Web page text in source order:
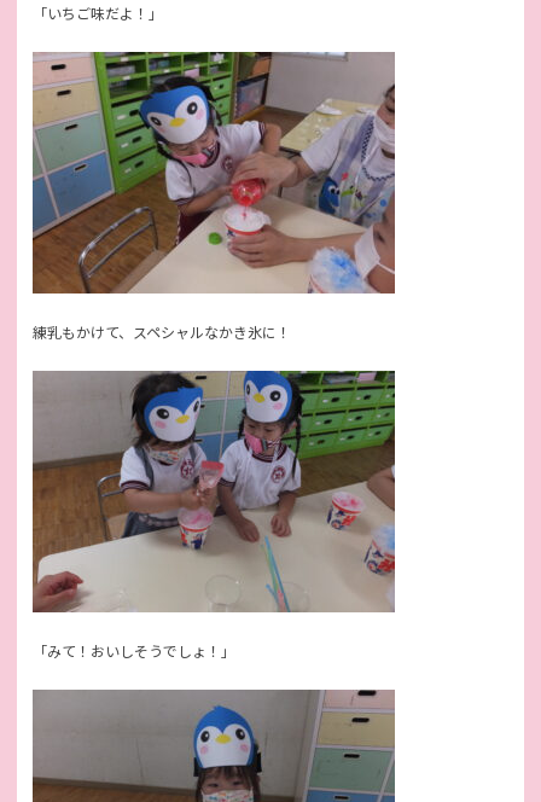
「いちご味だよ！」
練乳もかけて、スペシャルなかき氷に！
「みて！おいしそうでしょ！」